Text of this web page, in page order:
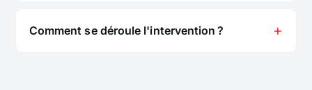
Comment se déroule l'intervention ?